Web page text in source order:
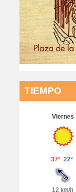
TIEMPO